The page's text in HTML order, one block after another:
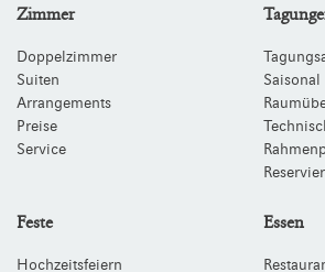
Zimmer
Doppelzimmer
Suiten
Arrangements
Preise
Service
Feste
Hochzeitsfeiern
Essen